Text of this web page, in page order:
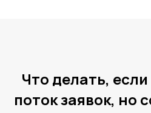
Что делать,
поток заявок, но